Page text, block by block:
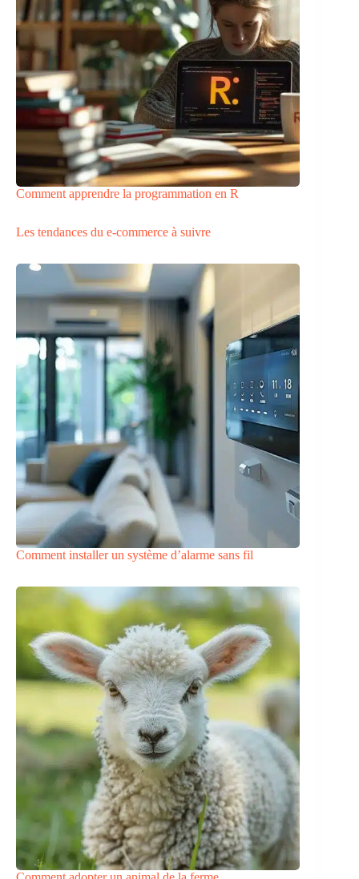
Comment apprendre la programmation en R
Les tendances du e-commerce à suivre
Comment installer un système d’alarme sans fil